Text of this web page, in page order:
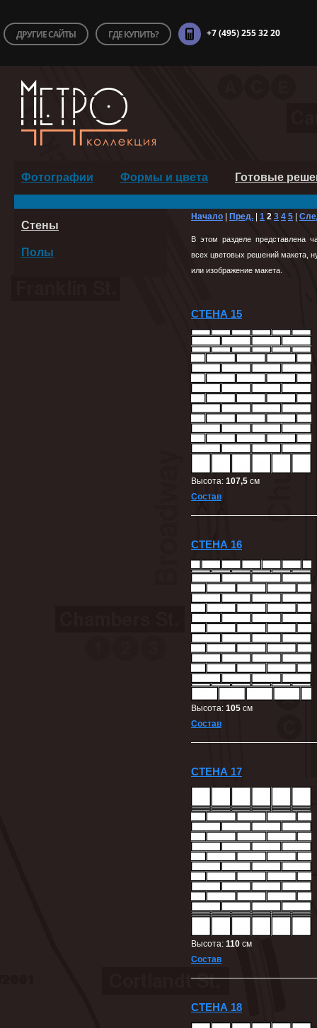
ДРУГИЕ САЙТЫ ГДЕ КУПИТЬ? +7 (495) 255 32 20
Фотографии Формы и цвета Готовые
Стены
Полы
Начало Пред. 1 2 3 4 5
В этом разделе представлена
всех цветовых решений макета,
или изображение макета.
СТЕНА 15
Высота: 107,5 cм
Состав
СТЕНА 16
Высота: 105 cм
Состав
СТЕНА 17
Высота: 110 cм
Состав
СТЕНА 18